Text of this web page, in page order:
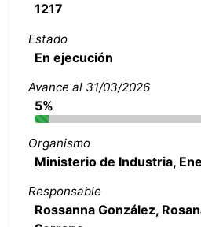
1217
Estado
En ejecución
Avance al 31/03/2026
5%
Organismo
Ministerio de Industria,
Responsable
Rossanna González,